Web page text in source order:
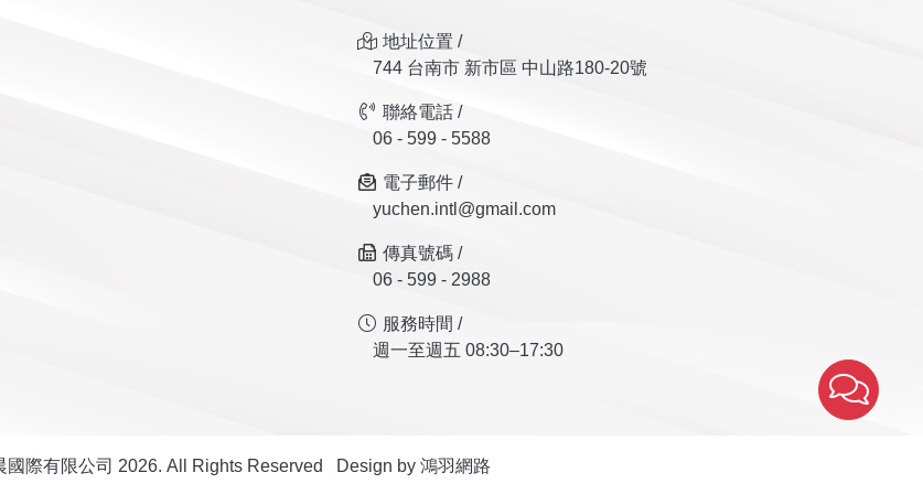
地址位置 /
744 台南市 新市區 中山路180-20號
聯絡電話 /
06 - 599 - 5588
電子郵件 /
yuchen.intl@gmail.com
傳真號碼 /
06 - 599 - 2988
服務時間 /
週一至週五 08:30–17:30
國際有限公司 2026. All Rights Reserved Design by 鴻羽網路